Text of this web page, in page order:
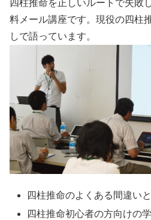
四柱推命を正しいルートで失敗
料メール講座です。現役の四柱
しで語っています。
四柱推命のよくある間違い
四柱推命初心者の方向けの